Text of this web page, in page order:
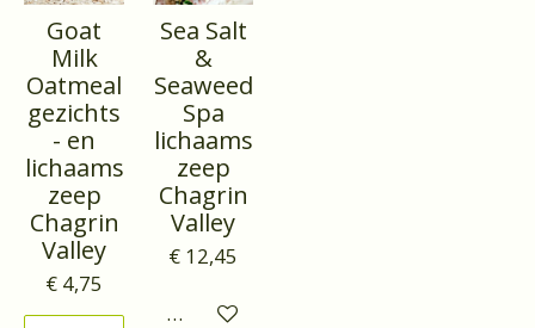
Goat
Milk
Oatmeal
gezichts
- en
lichaams
zeep
Chagrin
Valley
€ 4,75
Sea Salt
&
Seaweed
Spa
lichaams
zeep
Chagrin
Valley
€ 12,45
Houd mij op de hoogte